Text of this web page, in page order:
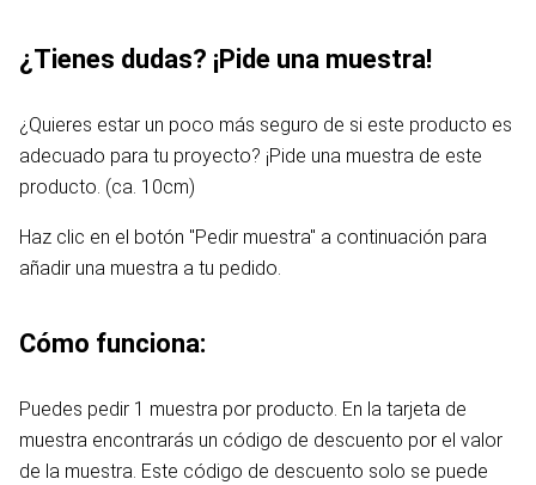
¿Tienes dudas? ¡Pide una muestra!
¿Quieres estar un poco más seguro de si este producto es
adecuado para tu proyecto? ¡Pide una muestra de este
producto. (ca. 10cm)
Haz clic en el botón "Pedir muestra" a continuación para
añadir una muestra a tu pedido.
Cómo funciona:
Puedes pedir 1 muestra por producto. En la tarjeta de
muestra encontrarás un código de descuento por el valor
de la muestra. Este código de descuento solo se puede